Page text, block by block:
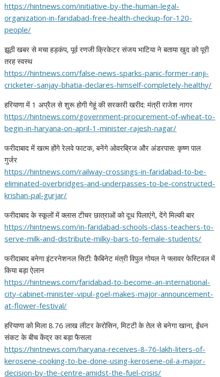
https://hintnews.com/initiative-by-the-human-legal-
organization-in-faridabad-free-health-checkup-for-120-
people/
झूठी खबर से मचा हड़कंप, पूर्व रणजी क्रिकेटर संजय भाटिया ने बताया खुद को पूरी
तरह स्वस्थ
https://hintnews.com/false-news-sparks-panic-former-ranji-
cricketer-sanjay-bhatia-declares-himself-completely-healthy/
हरियाणा में 1 अप्रैल से शुरू होगी गेहूं की सरकारी खरीद: मंत्री राजेश नागर
https://hintnews.com/government-procurement-of-wheat-to-
begin-in-haryana-on-april-1-minister-rajesh-nagar/
फरीदाबाद में खत्म होंगे रेलवे फाटक, बनेंगे ओवरब्रिज और अंडरपास: कृष्ण पाल
गुर्जर
https://hintnews.com/railway-crossings-in-faridabad-to-be-
eliminated-overbridges-and-underpasses-to-be-constructed-
krishan-pal-gurjar/
फरीदाबाद के स्कूलों में क्लास टीचर छात्राओं को दूध पिलाएंगे, देंगे मिल्की बार
https://hintnews.com/in-faridabad-schools-class-teachers-to-
serve-milk-and-distribute-milky-bars-to-female-students/
फरीदाबाद बनेगा इंटरनेशनल सिटी: कैबिनेट मंत्री विपुल गोयल ने फ्लावर फेस्टिवल में
किया बड़ा ऐलान
https://hintnews.com/faridabad-to-become-an-international-
city-cabinet-minister-vipul-goel-makes-major-announcement-
at-flower-festival/
हरियाणा को मिला 8.76 लाख लीटर केरोसिन, मिटटी के तेल से बनेगा खाना, ईंधन
संकट के बीच केंद्र का बड़ा फैसला
https://hintnews.com/haryana-receives-8-76-lakh-liters-of-
kerosene-cooking-to-be-done-using-kerosene-oil-a-major-
decision-by-the-centre-amidst-the-fuel-crisis/